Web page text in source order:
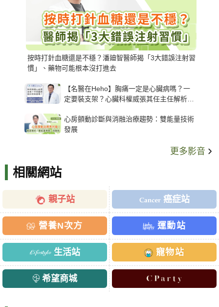
按時打針血糖還是不穩？潘廸智醫師揭「3大錯誤注射習
慣」、藥物可能根本沒打進去
【名醫在Heho】胸痛一定是心臟病嗎？一
定要裝支架？心臟科權威張其任主任解析支
心房顫動診斷與消融治療趨勢：雙能量技術
發展
更多影音
相關網站
親子站 癌症站
營養N次方 運動站
生活站 寵物站
希望商城